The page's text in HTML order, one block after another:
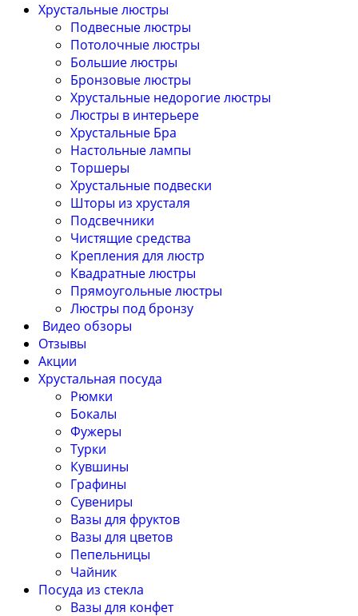
Хрустальные люстры
Подвесные люстры
Потолочные люстры
Большие люстры
Бронзовые люстры
Хрустальные недорогие люстры
Люстры в интерьере
Хрустальные Бра
Настольные лампы
Торшеры
Хрустальные подвески
Шторы из хрусталя
Подсвечники
Чистящие средства
Крепления для люстр
Квадратные люстры
Прямоугольные люстры
Люстры под бронзу
Видео обзоры
Отзывы
Акции
Хрустальная посуда
Рюмки
Бокалы
Фужеры
Турки
Кувшины
Графины
Сувениры
Вазы для фруктов
Вазы для цветов
Пепельницы
Чайник
Посуда из стекла
Вазы для конфет